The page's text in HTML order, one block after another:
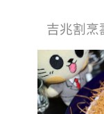
吉兆割烹